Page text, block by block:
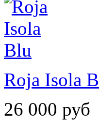
Roja Isola
26 000 руб